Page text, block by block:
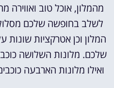
מהמלון, אוכל טוב ואווירה
לשלב בחופשה שלכם
המלון וכן אטרקציות
שלכם.
ואילו מלונות הארבעה כוכבים